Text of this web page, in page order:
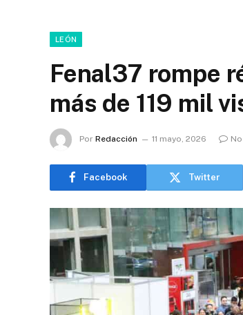
LEÓN
Fenal37 rompe
más de 119 mil
Por Redacción 11 mayo, 2026
Facebook Twitter